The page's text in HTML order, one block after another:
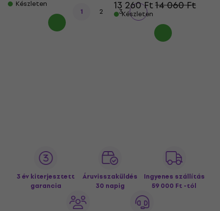
Készleten 13 260 Ft14 060 Ft
Készleten
1 2 3
3 év kiterjesztett
garancia
Áruvisszaküldés
30 napig
Ingyenes szállítás
59 000 Ft -tól